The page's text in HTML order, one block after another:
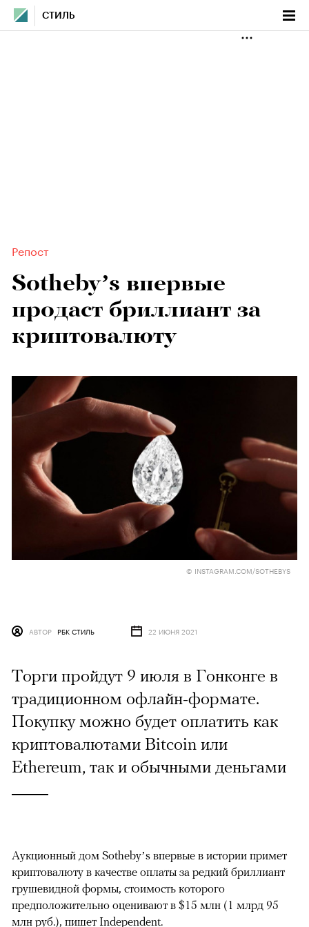
СТИЛЬ
Репост
Sotheby’s впервые
продаст бриллиант за
криптовалюту
© INSTAGRAM.COM/SOTHEBYS
АВТОР РБК СТИЛЬ 22 ИЮНЯ 2021
Торги пройдут 9 июля в Гонконге в
традиционном офлайн-формате.
Покупку можно будет оплатить как
криптовалютами Bitcoin или
Ethereum, так и обычными деньгами
Аукционный дом Sotheby’s впервые в истории примет
криптовалюту в качестве оплаты за редкий бриллиант
грушевидной формы, стоимость которого
предположительно оценивают в $15 млн (1 млрд 95
млн руб.), пишет Independent.